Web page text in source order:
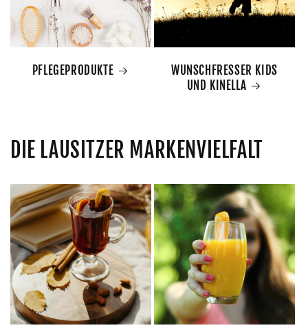
PFLEGEPRODUKTE
WUNSCHFRESSER KIDS
UND KINELLA
DIE LAUSITZER MARKENVIELFALT